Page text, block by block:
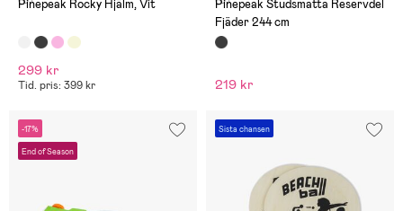
Pinepeak Rocky Hjälm, Vit
299 kr
Tid. pris: 399 kr
Pinepeak Studsmatta Reservdel
Fjäder 244 cm
219 kr
-17%
End of Season
Sista chansen